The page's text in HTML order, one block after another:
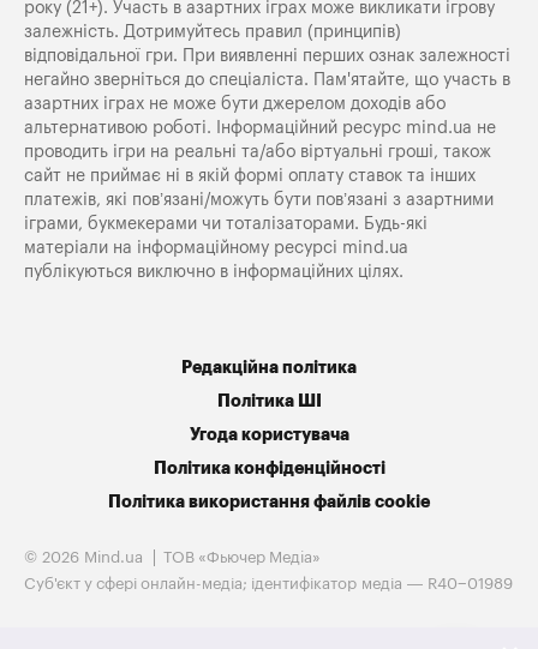
року (21+). Участь в азартних іграх може викликати ігрову
залежність. Дотримуйтесь правил (принципів)
відповідальної гри. При виявленні перших ознак залежності
негайно зверніться до спеціаліста. Пам'ятайте, що участь в
азартних іграх не може бути джерелом доходів або
альтернативою роботі. Інформаційний ресурс mind.ua не
проводить ігри на реальні та/або віртуальні гроші, також
сайт не приймає ні в якій формі оплату ставок та інших
платежів, які пов’язані/можуть бути пов’язані з азартними
іграми, букмекерами чи тоталізаторами. Будь-які
матеріали на інформаційному ресурсі mind.ua
публікуються виключно в інформаційних цілях.
Редакційна політика
Політика ШІ
Угода користувача
Політика конфіденційності
Політика використання файлів cookie
© 2026 Mind.ua
ТОВ «Фьючер Медiа»
Cуб'єкт у сфері онлайн-медіа; ідентифікатор медіа — R40−01989